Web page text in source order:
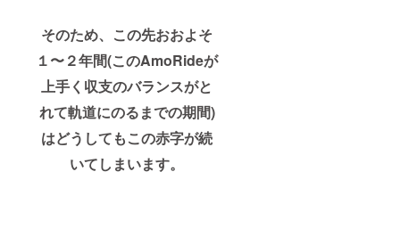
そのため、この先おおよそ
１〜２年間(このAmoRideが
上手く収支のバランスがと
れて軌道にのるまでの期間)
はどうしてもこの赤字が続
いてしまいます。